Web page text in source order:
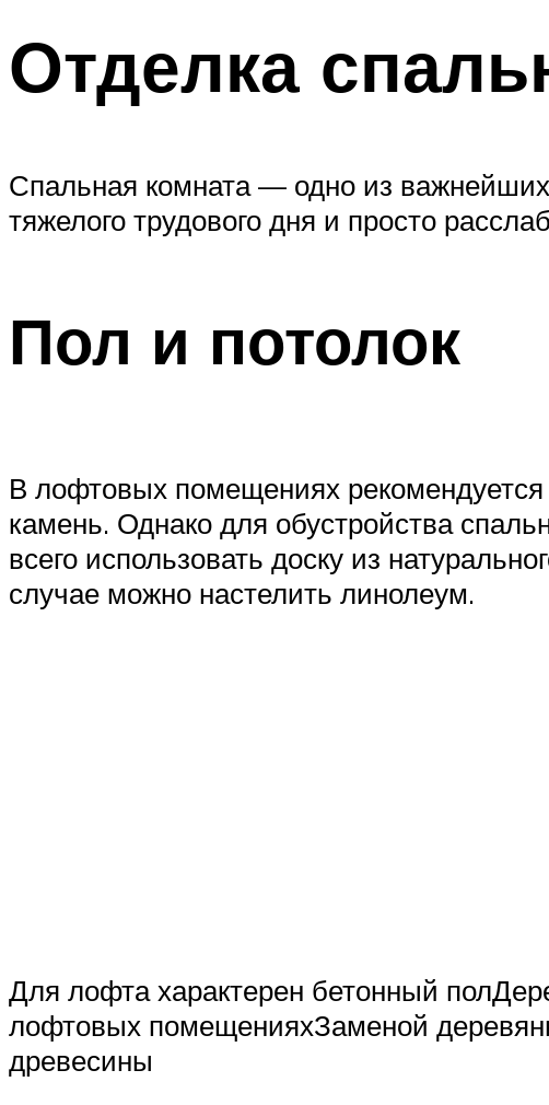
Отделка
Спальная комната — одно из
тяжелого трудового дня и просто
Пол и потолок
В лофтовых помещениях рекомендуется
камень. Однако для обустройства
всего использовать доску из
случае можно настелить линолеум.
Для лофта характерен бетонный
лофтовых помещенияхЗаменой
древесины